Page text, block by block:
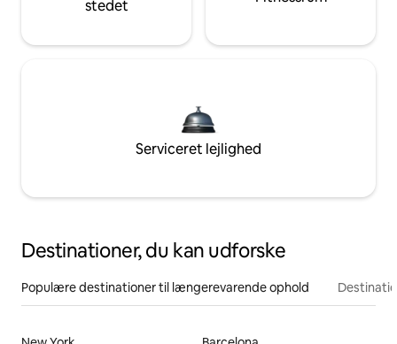
stedet
Serviceret lejlighed
Destinationer, du kan udforske
Populære destinationer til længerevarende ophold